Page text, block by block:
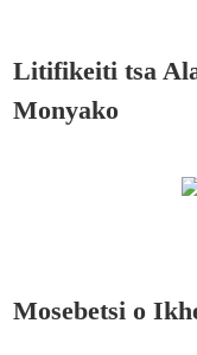
Litifikeiti tsa
Monyako
Mosebetsi o